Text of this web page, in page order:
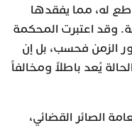
له، مما يفقدها
وقد اعتبرت المحكمة
الزمن فحسب، بل إن
يُعد باطلاً ومخالفاً
الصائر القضائي،